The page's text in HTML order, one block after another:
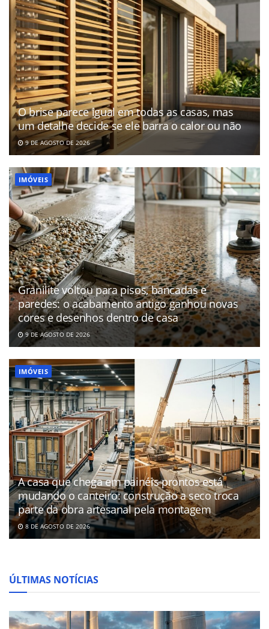
O brise parece igual em todas as casas, mas
um detalhe decide se ele barra o calor ou não
9 DE AGOSTO DE 2026
IMÓVEIS
Granilite voltou para pisos, bancadas e
paredes: o acabamento antigo ganhou novas
cores e desenhos dentro de casa
9 DE AGOSTO DE 2026
IMÓVEIS
A casa que chega em painéis prontos está
mudando o canteiro: construção a seco troca
parte da obra artesanal pela montagem
8 DE AGOSTO DE 2026
ÚLTIMAS NOTÍCIAS